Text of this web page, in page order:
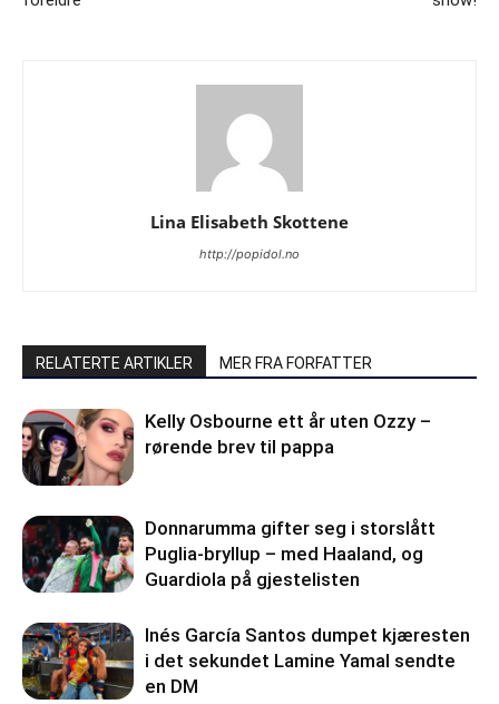
Lina Elisabeth Skottene
http://popidol.no
RELATERTE ARTIKLER MER FRA FORFATTER
Kelly Osbourne ett år uten Ozzy –
rørende brev til pappa
Donnarumma gifter seg i storslått
Puglia-bryllup – med Haaland, og
Guardiola på gjestelisten
Inés García Santos dumpet kjæresten
i det sekundet Lamine Yamal sendte
en DM